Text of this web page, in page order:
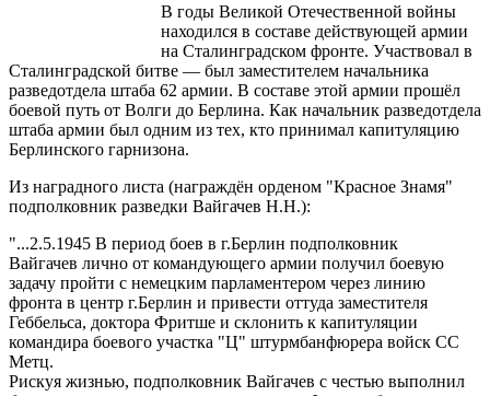
В годы Великой Отечественной войны
находился в составе действующей армии
на Сталинградском фронте. Участвовал в
Сталинградской битве — был заместителем начальника
разведотдела штаба 62 армии. В составе этой армии прошёл
боевой путь от Волги до Берлина. Как начальник разведотдела
штаба армии был одним из тех, кто принимал капитуляцию
Берлинского гарнизона.
Из наградного листа (награждён орденом "Красное Знамя"
подполковник разведки Вайгачев Н.Н.):
"...2.5.1945 В период боев в г.Берлин подполковник
Вайгачев лично от командующего армии получил боевую
задачу пройти с немецким парламентером через линию
фронта в центр г.Берлин и привести оттуда заместителя
Геббельса, доктора Фритше и склонить к капитуляции
командира боевого участка "Ц" штурмбанфюрера войск СС
Метц.
Рискуя жизнью, подполковник Вайгачев с честью выполнил